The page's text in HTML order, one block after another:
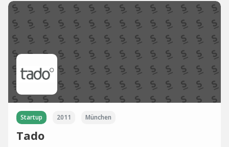
Startup 2011 München
Tado